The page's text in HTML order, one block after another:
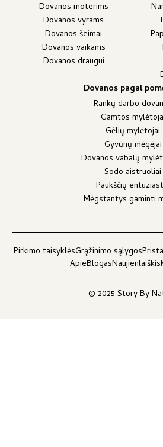
Dovanos moterims
Dovanos vyrams
Dovanos šeimai
Dovanos vaikams
Dovanos draugui
Dovanos pagal
Rankų darbo
Gamtos
Gėlių mylėtojai
Gyvūnų mėgėjai
Dovanos vabalų
Sodo aistruoliai
Paukščių
Mėgstantys gaminti
© 2025 Story By
Pirkimo taisyklėsGrąžinimo sąlygos
ApieBlogasNaujienlaiškis